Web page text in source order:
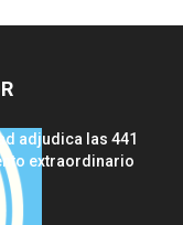
adjudica las 441
extraordinario